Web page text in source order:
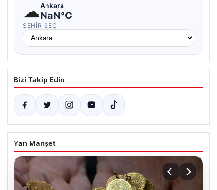
☁Ankara
NaN°C
ŞEHIR SEÇ
Bizi Takip Edin
Yan Manşet